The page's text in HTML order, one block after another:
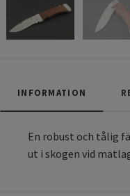
INFORMATION
En robust och tålig
ut i skogen vid